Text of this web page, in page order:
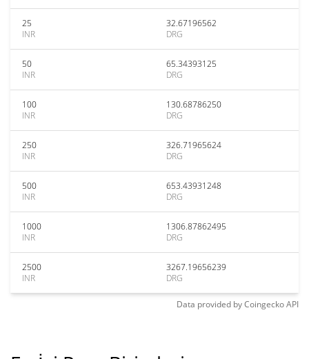
25
INR
32.67196562
DRG
50
INR
65.34393125
DRG
100
INR
130.68786250
DRG
250
INR
326.71965624
DRG
500
INR
653.43931248
DRG
1000
INR
1306.87862495
DRG
2500
INR
3267.19656239
DRG
Data provided byCoingeckoAPI